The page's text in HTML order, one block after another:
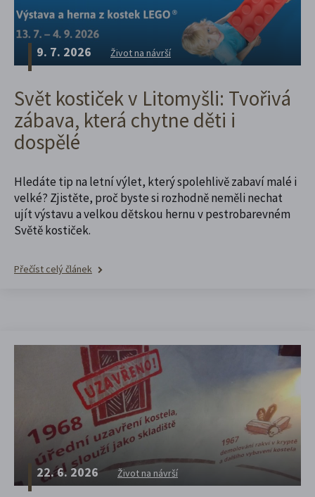
9. 7. 2026 Život na návrší
Svět kostiček v Litomyšli: Tvořivá
zábava, která chytne děti i
dospělé
Hledáte tip na letní výlet, který spolehlivě zabaví malé i
velké? Zjistěte, proč byste si rozhodně neměli nechat
ujít výstavu a velkou dětskou hernu v pestrobarevném
Světě kostiček.
Přečíst celý článek
22. 6. 2026 Život na návrší